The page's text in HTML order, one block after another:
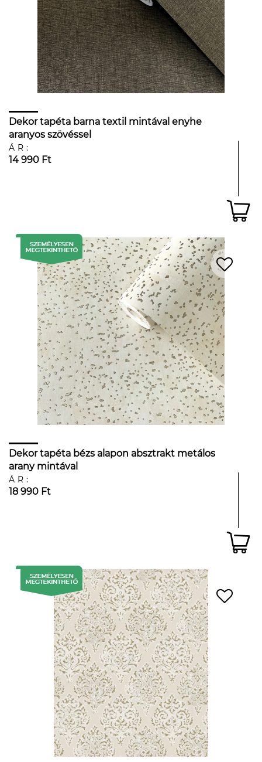
Dekor tapéta barna textil mintával enyhe
aranyos szövéssel
ÁR:
14 990 Ft
Dekor tapéta bézs alapon absztrakt metálos
arany mintával
ÁR:
18 990 Ft